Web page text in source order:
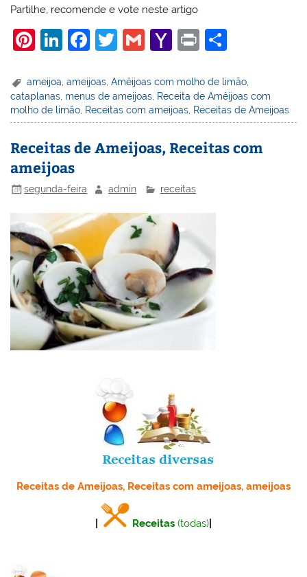
Partilhe, recomende e vote neste artigo
Pi
er
e
st
Li
k
e
dI
n
F
c
e
b
o
k
T
itt
er
G
ai
l
Y
h
o
o
M
l
Pr
t
ar
e
ameijoa ,ameijoas ,Amêijoas com molho de limão
cataplanas, menus de ameijoas, Receita de Amêijoas com
molho de limão, Receitas com ameijoas, Receitas de Ameijoas
Receitas de Ameijoas, Receitas com
ameijoas
segunda-feira admin receitas
Receitas de Ameijoas, Receitas com ameijoas, ameijoas
Receitas (todas)